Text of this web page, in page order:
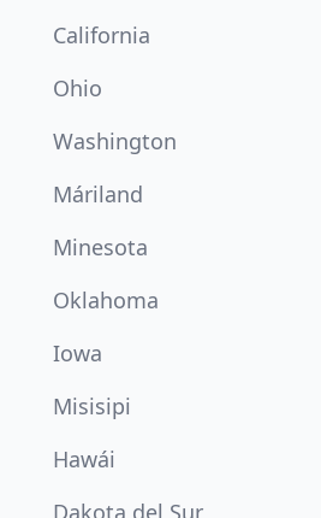
California
Ohio
Washington
Máriland
Minesota
Oklahoma
Iowa
Misisipi
Hawái
Dakota del Sur